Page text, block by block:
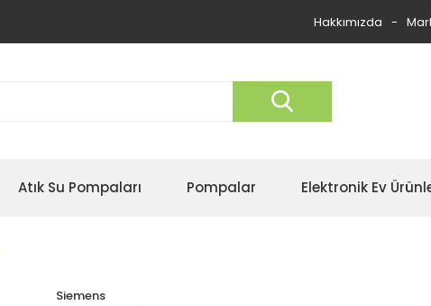
Hakkımızda
Atık Su Pompaları Pompalar Elektronik Ev
Siemens